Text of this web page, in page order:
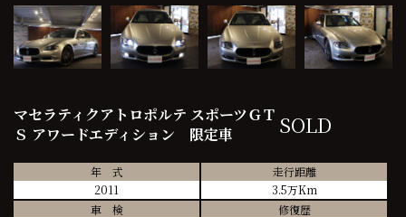
マセラティクアトロポルテ スポーツＧＴ
Ｓ アワードエディション 限定車
SOLD
年 式
2011
走行距離
3.5万Km
車 検
修復歴